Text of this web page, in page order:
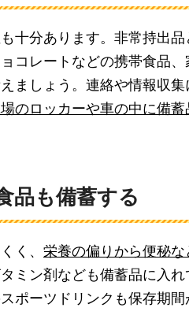
十分あります。非常持出
コレートなどの携帯食品
ましょう。連絡や情報収
のロッカーや車の中に備
品も備蓄する
く、 栄養の偏りから便秘
ミン剤なども備蓄品に入
ポーツドリンクも保存期間